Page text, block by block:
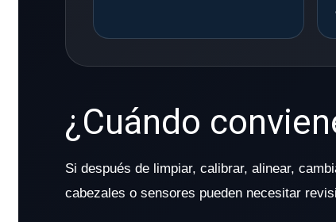
¿Cuándo
Si después de limpiar, calibrar, alinear,
cabezales o sensores pueden necesitar